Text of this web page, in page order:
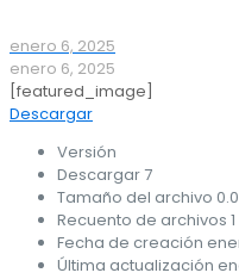
enero 6, 2025
enero 6, 2025
[featured_image]
Descargar
Versión
Descargar7
Tamaño del archivo
Recuento de archivos 1
Fecha de creación
Última actualización